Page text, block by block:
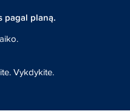
pagal planą.
Vykdykite.